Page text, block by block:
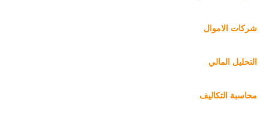
شركات الاموال
التحليل المالي
محاسبة التكاليف